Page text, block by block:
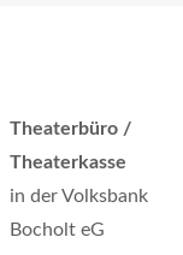
Theaterbüro /
Theaterkasse
in der Volksbank
Bocholt eG